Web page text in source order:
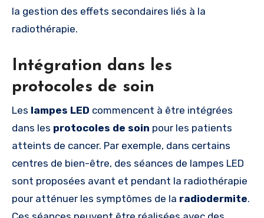
la gestion des effets secondaires liés à la
radiothérapie.
Intégration dans les
protocoles de soin
Les lampes LED commencent à être intégrées
dans les protocoles de soin pour les patients
atteints de cancer. Par exemple, dans certains
centres de bien-être, des séances de lampes LED
sont proposées avant et pendant la radiothérapie
pour atténuer les symptômes de la radiodermite.